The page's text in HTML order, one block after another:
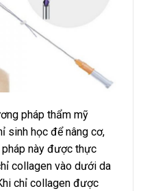
pháp thẩm mỹ
sinh học để nâng cơ,
pháp này được thực
collagen vào dưới da
chỉ collagen được